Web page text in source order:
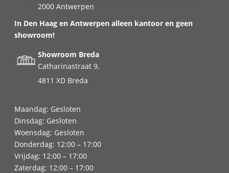
2000 Antwerpen
In Den Haag en Antwerpen alleen kantoor en geen
showroom!
Showroom Breda
Catharinastraat 9,
4811 XD Breda
Maandag: Gesloten
Dinsdag: Gesloten
Woensdag: Gesloten
Donderdag: 12:00 – 17:00
Vrijdag: 12:00 – 17:00
Zaterdag: 12:00 – 17:00